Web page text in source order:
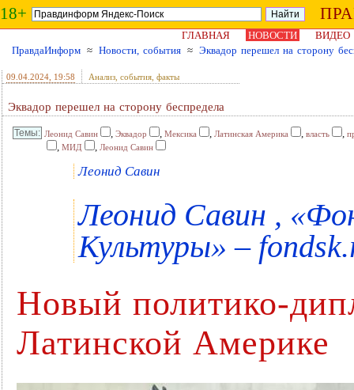
18+
ГЛАВНАЯ НОВОСТИ
ВИДЕО
ПравдаИнформ ≈ Новости, события ≈ Эквадор перешел на сторону
09.04.2024 , 19:58 Анализ, события, факты
Эквадор перешел на сторону беспредела
Леонид Савин , Эквадор , Мексика , Латинская Америка , власть ,
, МИД , Леонид Савин
Леонид Савин
Леонид Савин ,
Культуры» –
Новый политико-
Латинской Америке